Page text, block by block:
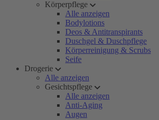
Körperpflege
Alle anzeigen
Bodylotions
Deos & Antitranspirants
Duschgel & Duschpflege
Körperreinigung & Scrubs
Seife
Drogerie
Alle anzeigen
Gesichtspflege
Alle anzeigen
Anti-Aging
Augen